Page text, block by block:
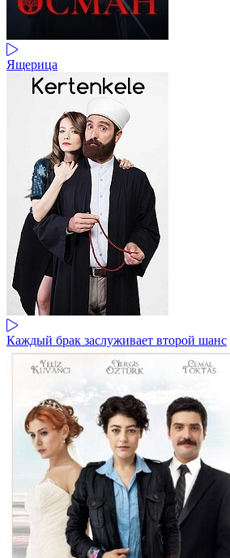
Ящерица
Каждый брак заслуживает второй шанс